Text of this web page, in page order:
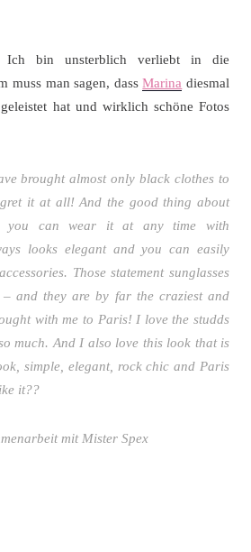
Ich bin unsterblich verliebt in die
muss man sagen, dassMarina diesmal
hat und wirklich schöne Fotos
brought almost only black clothes to
it at all! And the good thing about
you can wear it at any time with
looks elegant and you can easily
Those statement sunglasses
– and they are by far the craziest and
with me to Paris! I love the studds
much. And I also love this look that is
simple, elegant, rock chic and Paris
it??
mit Mister Spex